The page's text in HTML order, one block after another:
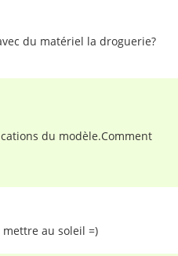
du matériel la droguerie?
du modèle.Comment
mettre au soleil =)